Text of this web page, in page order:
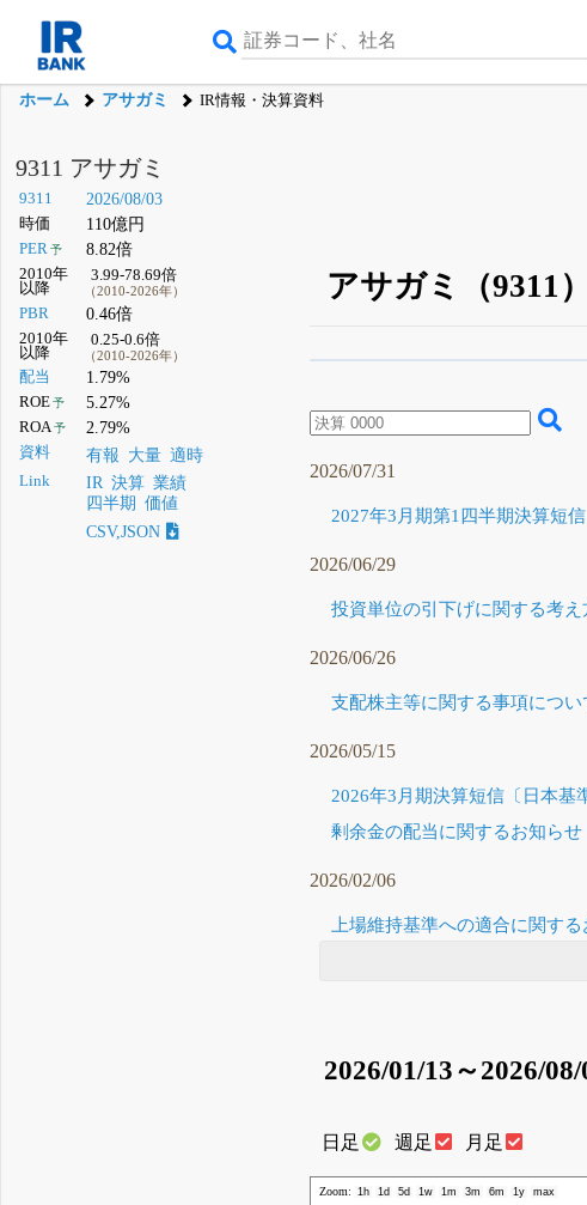
ホーム アサガミ IR情報・決算資料
9311 アサガミ
9311 2026/08/03
時価 110億円
PER予 8.82倍
2010年
以降
3.99-78.69倍
（2010-2026年）
PBR 0.46倍
2010年
以降
0.25-0.6倍
（2010-2026年）
配当 1.79%
ROE予 5.27%
ROA予 2.79%
資料 有報 大量 適時
Link IR 決算 業績
四半期
価値
CSV,JSON
アサガミ（9311
無料でβ
2026/07/31
2027年3月期第1四半期決算短
2026/06/29
投資単位の引下げに関する考え
2026/06/26
支配株主等に関する事項につい
2026/05/15
2026年3月期決算短信〔日本基
剰余金の配当に関するお知らせ
2026/02/06
上場維持基準への適合に関する
2026/01/13～2026/08/
日足 週足 月足
Zoom: 1h 1d 5d 1w 1m 3m 6m 1y max